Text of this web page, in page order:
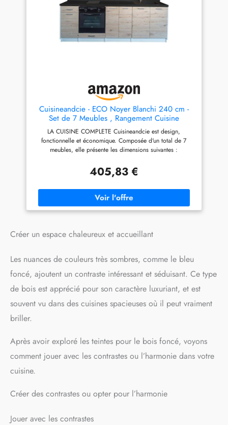
60% de durée de vie
supplémentaire et 50%
d'émissions de formaldéhyde
réduites par rapport aux
panneaux standards. Résistant
ouverture en douceur sans
effort, sens d'ouverture
réglable gauche/droite.
Livraison en kit à monter soi-
même avec outils,
quincaillerie et notice
(FR/EN/DE). IDÉAL POUR
APPARTEMENT, STUDIO &
cuisine compacte s'intègre
appartements – une solution
gain de place pour une
Cuisineandcie - ECO Noyer Blanchi 240 cm -
Set de 7 Meubles , Rangement Cuisine
Equipée Complete
LA CUISINE COMPLETE Cuisineandcie est design,
fonctionnelle et économique. Composée d'un total de 7
meubles, elle présente les dimensions suivantes :
RAPPORT QUALITE PRIX IMBATTABLE : Nos meubles de
cuisine offrent un espace de rangement optimal pour tous
envies au meilleur prix, sans négliger la qualité. FINITIONS
ÉLÉGANTES : Avec une façade en mélaminé de 18 mm
d'épaisseur, le rendu de nos meubles est moderne et
chaleur par son style scandinave. Idéal pour créer une
ambiance conviviale. MATERIAUX SOLIDES ET DURABLES :
panneaux de particules (aggloméré) d'une épaisseur de 16
mm. Idéal pour des meubles de cuisine robuste qui durent
dans le temps. FACILITÉ D'INSTALLATION : Tous les
éléments sont pré-percés et vous recevez un colis unique
pour chaque meuble où tout est inclus. L'installation des
meubles est facile et rapide grâce à notre notice simple et
405,83 €
Créer un espace chaleureux et accueillant
Les nuances de couleurs très sombres, comme le bleu
foncé, ajoutent un contraste intéressant et séduisant. Ce type
de bois est apprécié pour son caractère luxuriant, et est
souvent vu dans des cuisines spacieuses où il peut vraiment
briller.
Après avoir exploré les teintes pour le bois foncé, voyons
comment jouer avec les contrastes ou l’harmonie dans votre
cuisine.
Créer des contrastes ou opter pour l’harmonie
Jouer avec les contrastes